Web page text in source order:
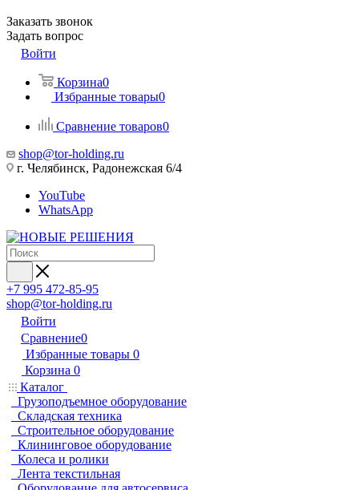
Заказать звонок
Задать вопрос
Войти
Корзина0
Избранные товары0
Сравнение товаров0
shop@tor-holding.ru
г. Челябинск, Радонежская 6/4
YouTube
WhatsApp
+7 995 472-85-95
shop@tor-holding.ru
Войти
Сравнение0
Избранные товары 0
Корзина 0
Каталог
Грузоподъемное оборудование
Складская техника
Строительное оборудование
Клининговое оборудование
Колеса и ролики
Лента текстильная